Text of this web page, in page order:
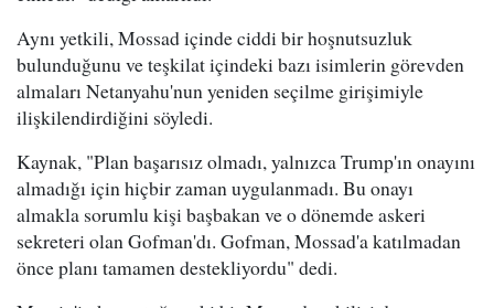
Aynı yetkili, Mossad içinde ciddi bir hoşnutsuzluk
bulunduğunu ve teşkilat içindeki bazı isimlerin görevden
almaları Netanyahu'nun yeniden seçilme girişimiyle
ilişkilendirdiğini söyledi.
Kaynak, "Plan başarısız olmadı, yalnızca Trump'ın onayını
almadığı için hiçbir zaman uygulanmadı. Bu onayı
almakla sorumlu kişi başbakan ve o dönemde askeri
sekreteri olan Gofman'dı. Gofman, Mossad'a katılmadan
önce planı tamamen destekliyordu" dedi.